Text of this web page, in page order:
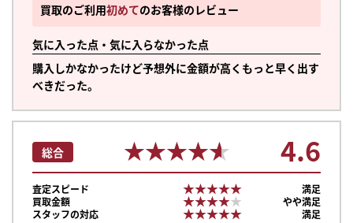
買取のご利用初めてのお客様のレビュー
気に入った点・気に入らなかった点
購入しかなかったけど予想外に金額が高くもっと早く出す
べきだった。
総合 ★★★★★
★★★★★ 4.6
査定スピード ★★★★★
★★★★★
満足
買取金額
★★★★★
★★★★★
やや満足
スタッフの対応
★★★★★
★★★★★ 満足